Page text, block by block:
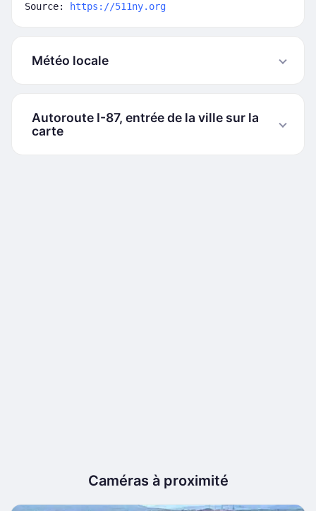
Source: https://511ny.org
Météo locale
Autoroute I-87, entrée de la ville sur la
carte
Caméras à proximité